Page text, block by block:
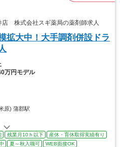
店 株式会社スギ薬局の薬剤師求人
拡大中！大手調剤併設ドラ
万円モデル
原) 蒲郡駅
残業月10ｈ以下
産休・育休取得実績有り
夏～秋入職可 WEB面接OK